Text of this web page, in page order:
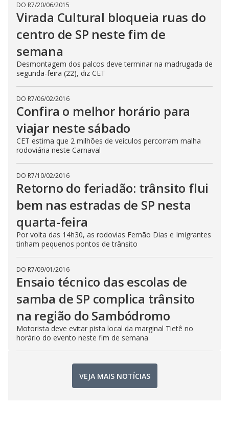
DO R7/20/06/2015
Virada Cultural bloqueia ruas do
centro de SP neste fim de
semana
Desmontagem dos palcos deve terminar na madrugada de
segunda-feira (22), diz CET
DO R7/06/02/2016
Confira o melhor horário para
viajar neste sábado
CET estima que 2 milhões de veículos percorram malha
rodoviária neste Carnaval
DO R7/10/02/2016
Retorno do feriadão: trânsito flui
bem nas estradas de SP nesta
quarta-feira
Por volta das 14h30, as rodovias Fernão Dias e Imigrantes
tinham pequenos pontos de trânsito
DO R7/09/01/2016
Ensaio técnico das escolas de
samba de SP complica trânsito
na região do Sambódromo
Motorista deve evitar pista local da marginal Tietê no
horário do evento neste fim de semana
VEJA MAIS NOTÍCIAS